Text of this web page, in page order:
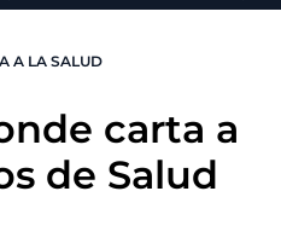
A LA SALUD
carta a
de Salud